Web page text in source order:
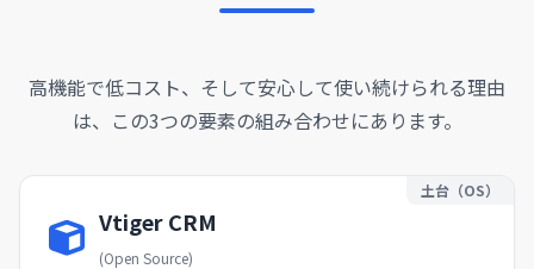
高機能で低コスト、そして安心して使い続けられる理由
は、 この3つの要素の組み合わせにあります。
土台（OS）
Vtiger CRM
(Open Source)